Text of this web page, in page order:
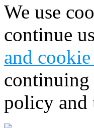
We use
continue
and
continuing
policy and